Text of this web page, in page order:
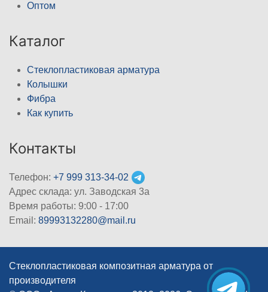
Оптом
Каталог
Стеклопластиковая арматура
Колышки
Фибра
Как купить
Контакты
Телефон: +7 999 313-34-02
Адрес склада: ул. Заводская 3а
Время работы: 9:00 - 17:00
Email: 89993132280@mail.ru
Стеклопластиковая композитная арматура от
производителя